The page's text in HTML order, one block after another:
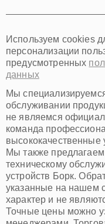
Иркутск
Омск
Красноярск
Пермь
Ульяновск
Киров
Архангельск
Астрахань
Белгород
Благовещенск
Брянск
Владивосток
Владикавказ
Владимир
Волжский
Вологда
Используем cookies
персонализации
предусмотренных
данных
Мы
обслуживании
не являемся
команда
высококачественные
Мы также предлагаем
техническому
устройств Борк.
указанные на нашем
характер и не
Точные цены можно